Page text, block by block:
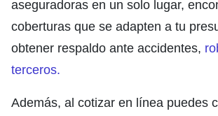
aseguradoras en un solo lugar,
coberturas que se adapten a tu
obtener respaldo ante accidentes,
terceros.
Además, al cotizar en línea puedes